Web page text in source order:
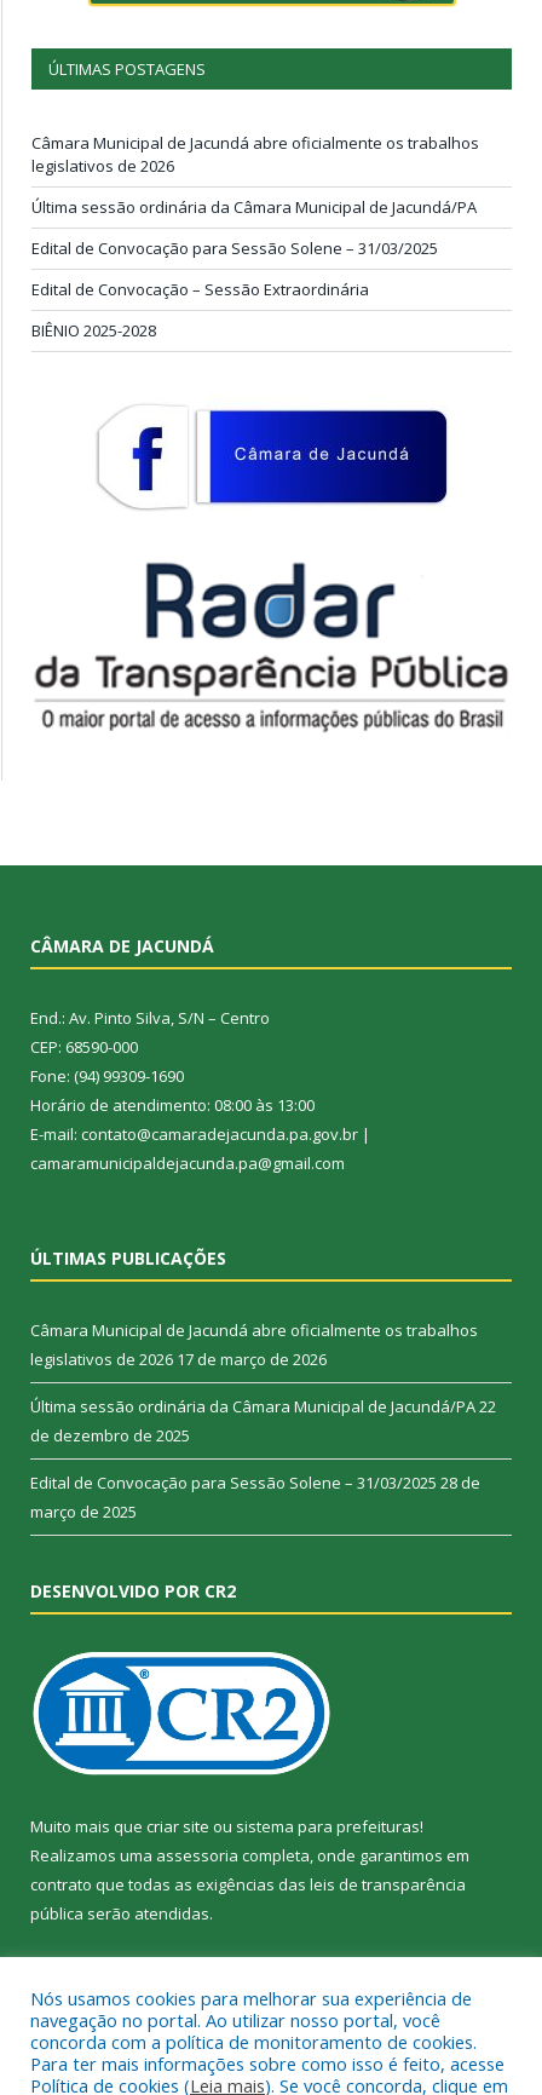
ÚLTIMAS POSTAGENS
Câmara Municipal de Jacundá abre oficialmente os trabalhos
legislativos de 2026
Última sessão ordinária da Câmara Municipal de Jacundá/PA
Edital de Convocação para Sessão Solene – 31/03/2025
Edital de Convocação – Sessão Extraordinária
BIÊNIO 2025-2028
CÂMARA DE JACUNDÁ
End.: Av. Pinto Silva, S/N – Centro
CEP: 68590-000
Fone: (94) 99309-1690
Horário de atendimento: 08:00 às 13:00
E-mail: contato@camaradejacunda.pa.gov.br |
camaramunicipaldejacunda.pa@gmail.com
ÚLTIMAS PUBLICAÇÕES
Câmara Municipal de Jacundá abre oficialmente os trabalhos
legislativos de 2026 17 de março de 2026
Última sessão ordinária da Câmara Municipal de Jacundá/PA22
de dezembro de 2025
Edital de Convocação para Sessão Solene – 31/03/2025 28 de
março de 2025
DESENVOLVIDO POR CR2
Muito mais que criar site ou sistema para prefeituras!
Realizamos uma assessoria completa, onde garantimos em
contrato que todas as exigências das leis de transparência
pública serão atendidas.
Nós usamos cookies para melhorar sua experiência de
navegação no portal. Ao utilizar nosso portal, você
concorda com a política de monitoramento de cookies.
Para ter mais informações sobre como isso é feito, acesse
Política de cookies (Leia mais). Se você concorda, clique em